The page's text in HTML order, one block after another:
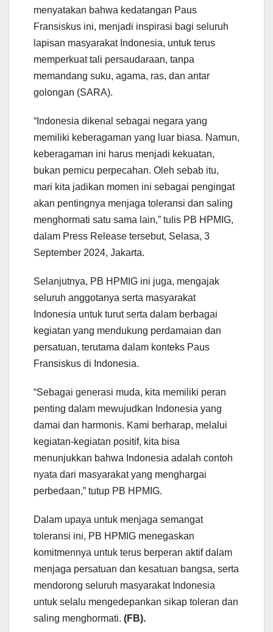
menyatakan bahwa kedatangan Paus
Fransiskus ini, menjadi inspirasi bagi seluruh
lapisan masyarakat Indonesia, untuk terus
memperkuat tali persaudaraan, tanpa
memandang suku, agama, ras, dan antar
golongan (SARA).
“Indonesia dikenal sebagai negara yang
memiliki keberagaman yang luar biasa. Namun,
keberagaman ini harus menjadi kekuatan,
bukan pemicu perpecahan. Oleh sebab itu,
mari kita jadikan momen ini sebagai pengingat
akan pentingnya menjaga toleransi dan saling
menghormati satu sama lain,” tulis PB HPMIG,
dalam Press Release tersebut, Selasa, 3
September 2024, Jakarta.
Selanjutnya, PB HPMIG ini juga, mengajak
seluruh anggotanya serta masyarakat
Indonesia untuk turut serta dalam berbagai
kegiatan yang mendukung perdamaian dan
persatuan, terutama dalam konteks Paus
Fransiskus di Indonesia.
“Sebagai generasi muda, kita memiliki peran
penting dalam mewujudkan Indonesia yang
damai dan harmonis. Kami berharap, melalui
kegiatan-kegiatan positif, kita bisa
menunjukkan bahwa Indonesia adalah contoh
nyata dari masyarakat yang menghargai
perbedaan,” tutup PB HPMIG.
Dalam upaya untuk menjaga semangat
toleransi ini, PB HPMIG menegaskan
komitmennya untuk terus berperan aktif dalam
menjaga persatuan dan kesatuan bangsa, serta
mendorong seluruh masyarakat Indonesia
untuk selalu mengedepankan sikap toleran dan
saling menghormati. (FB).